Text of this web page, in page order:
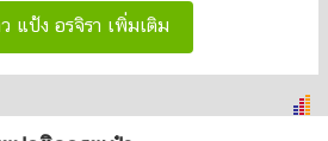
แป้ง อรจิรา เพิ่มเติม